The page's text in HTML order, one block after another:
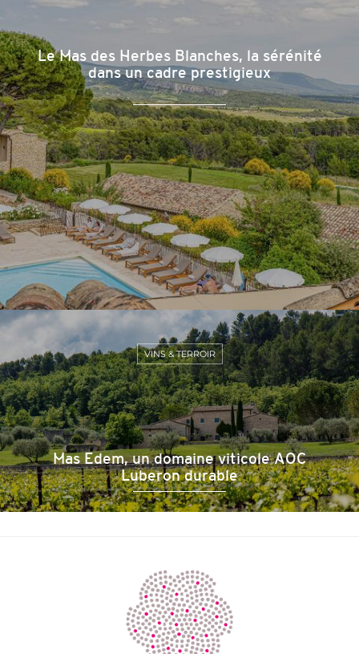
Le Mas des Herbes Blanches, la sérénité
dans un cadre prestigieux
Mas Edem, un domaine viticole AOC
Luberon durable
VINS & TERROIR